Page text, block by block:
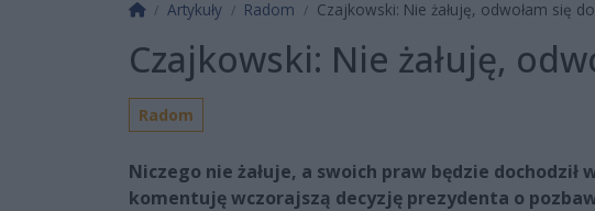
Strona główna
Artykuły Radom Czajkowski: Nie żałuję, odwołam się
Czajkowski: Nie żałuję,
Radom
Niczego nie żałuje, a swoich praw będzie dochodził
komentuję wczorajszą decyzję prezydenta o